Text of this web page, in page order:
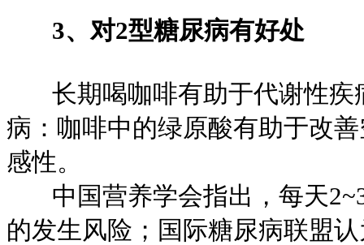
3、对2型糖尿病有好处
长期喝咖啡有助于代谢性疾
病：咖啡中的绿原酸有助于改
感性。
中国营养学会指出，每天
的发生风险；国际糖尿病联盟